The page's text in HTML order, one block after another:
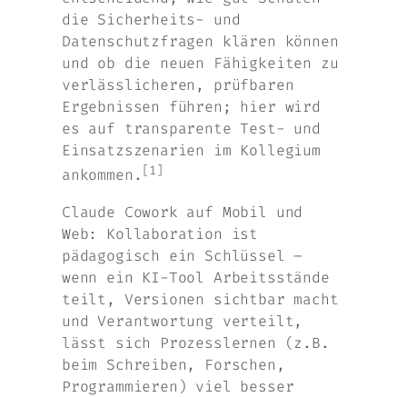
die Sicherheits- und
Datenschutzfragen klären können
und ob die neuen Fähigkeiten zu
verlässlicheren, prüfbaren
Ergebnissen führen; hier wird
es auf transparente Test- und
Einsatzszenarien im Kollegium
ankommen. [1]
Claude Cowork auf Mobil und
Web: Kollaboration ist
pädagogisch ein Schlüssel –
wenn ein KI-Tool Arbeitsstände
teilt, Versionen sichtbar macht
und Verantwortung verteilt,
lässt sich Prozesslernen (z.B.
beim Schreiben, Forschen,
Programmieren) viel besser